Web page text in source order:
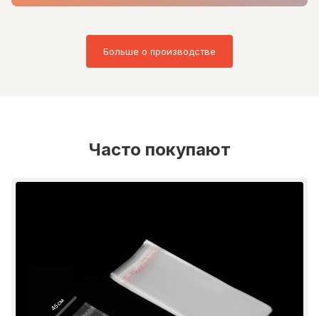
Больше о производстве
Часто покупают
45 см